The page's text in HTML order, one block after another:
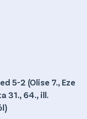
5-2 (Olise 7., Eze
31., 64., ill.